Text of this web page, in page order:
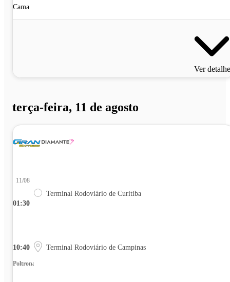
Cama
Ver
terça-feira, 11 de agosto
01:30
11/08
Terminal Rodoviário de Curitiba
10:40 Terminal Rodoviário de Campinas
Poltrona